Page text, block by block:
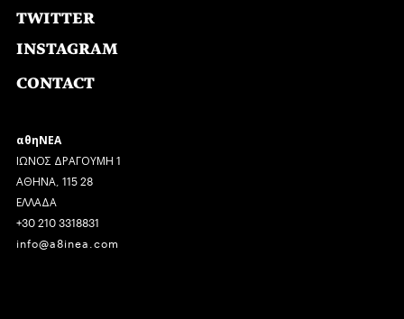
TWITTER
INSTAGRAM
CONTACT
αθηΝΕΑ
ΙΩΝΟΣ ΔΡΑΓΟΥΜΗ 1
ΑΘΗΝΑ, 115 28
ΕΛΛΑΔΑ
+30 210 3318831
info@a8inea.com